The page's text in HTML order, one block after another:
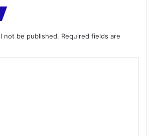
not be published. Required fields are